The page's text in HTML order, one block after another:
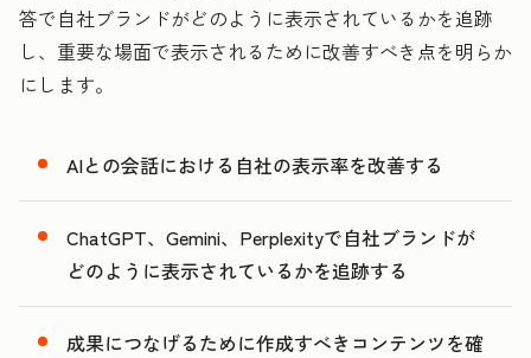
答で自社ブランドがどのように表示されているかを追跡
し、重要な場面で表示されるために改善すべき点を明らか
にします。
AIとの会話における自社の表示率を改善する
ChatGPT、Gemini、Perplexityで自社ブランドが
どのように表示されているかを追跡する
成果につなげるために作成すべきコンテンツを確